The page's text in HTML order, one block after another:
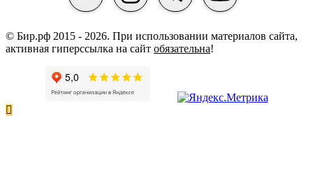
© Бир.рф 2015 - 2026. При использовании материалов сайта,
активная гиперссылка на сайт обязательна!